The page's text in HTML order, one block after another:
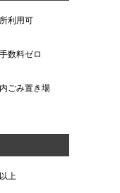
利用可
数料ゼロ
ごみ置き場
上